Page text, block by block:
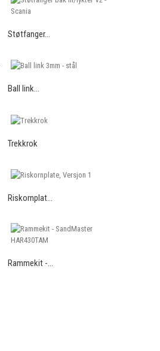
Støtfanger...
Ball link...
Trekkrok
Riskornplat...
Rammekit -...